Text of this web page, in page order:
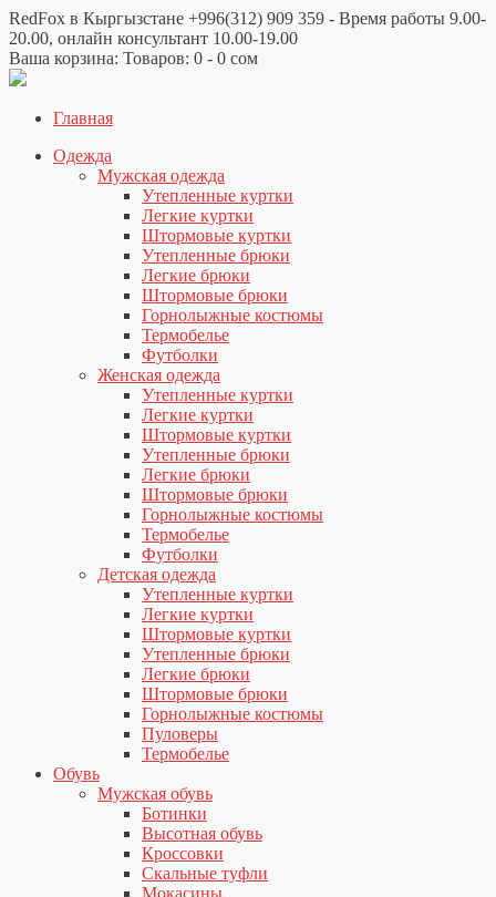
RedFox в Кыргызстане +996(312) 909 359 - Время работы 9.00-
20.00, онлайн консультант 10.00-19.00
Ваша корзина: Товаров: 0 - 0 сом
Главная
Одежда
Мужская одежда
Утепленные куртки
Легкие куртки
Штормовые куртки
Утепленные брюки
Легкие брюки
Штормовые брюки
Горнолыжные костюмы
Термобелье
Футболки
Женская одежда
Утепленные куртки
Легкие куртки
Штормовые куртки
Утепленные брюки
Легкие брюки
Штормовые брюки
Горнолыжные костюмы
Термобелье
Футболки
Детская одежда
Утепленные куртки
Легкие куртки
Штормовые куртки
Утепленные брюки
Легкие брюки
Штормовые брюки
Горнолыжные костюмы
Пуловеры
Термобелье
Обувь
Мужская обувь
Ботинки
Высотная обувь
Кроссовки
Скальные туфли
Мокасины